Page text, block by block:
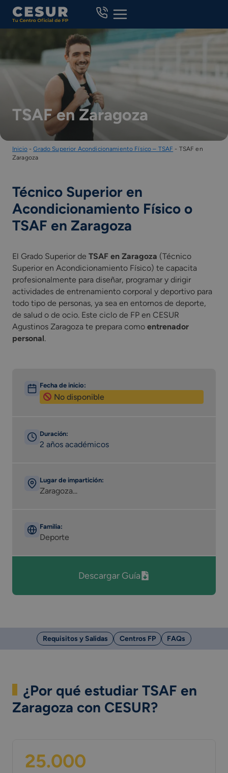
Skip
content
TSAF en Zaragoza
Inicio-Grado Superior Acondicionamiento Físico – TSAF - TSAF en
Zaragoza
Técnico Superior en
Acondicionamiento Físico o
TSAF en Zaragoza
El Grado Superior de TSAF en Zaragoza (Técnico
Superior en Acondicionamiento Físico) te capacita
profesionalmente para diseñar, programar y dirigir
actividades de entrenamiento corporal y deportivo para
todo tipo de personas, ya sea en entornos de deporte,
de salud o de ocio. Este ciclo de FP en CESUR
Agustinos Zaragoza te prepara como entrenador
personal.
Fecha de inicio:
No disponible
Duración:
2 años académicos
Lugar de impartición:
Zaragoza...
Familia:
Deporte
Descargar Guía
Requisitos y Salidas Centros FP FAQs
¿Por qué estudiar TSAF en
Zaragoza con CESUR?
25.000